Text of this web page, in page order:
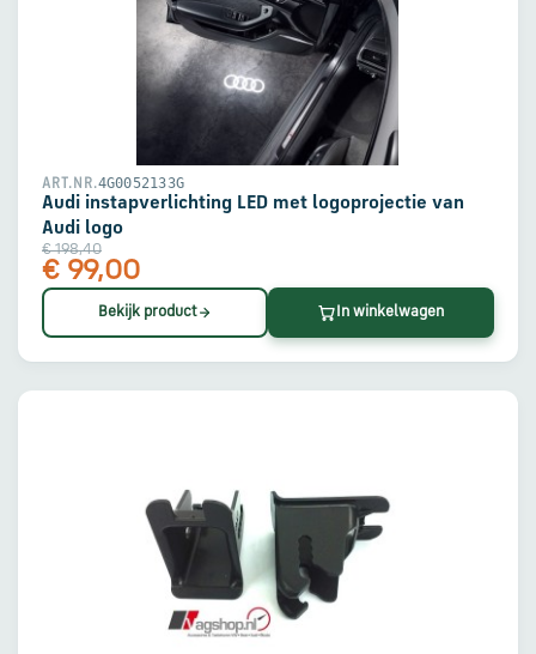
ART.NR.4G0052133G
Audi instapverlichting LED met logoprojectie van
Audi logo
€ 198,40
€ 99,00
Bekijk product In winkelwagen